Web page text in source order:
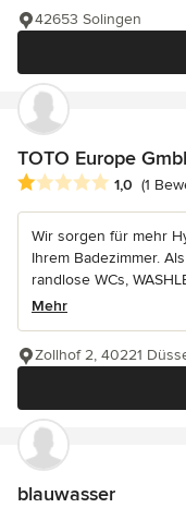
42653 Solingen
TOTO Europe
Durchschnittliche
1,0 (1
Wir sorgen für mehr
Ihrem Badezimmer.
randlose WCs,
Mehr
Zollhof 2, 40221
blauwasser